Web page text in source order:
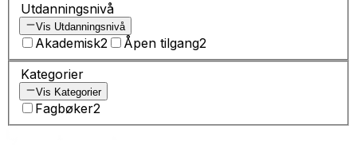
Utdanningsnivå
Vis Utdanningsnivå
Akademisk2 Åpen tilgang2
Kategorier
Vis Kategorier
Fagbøker2